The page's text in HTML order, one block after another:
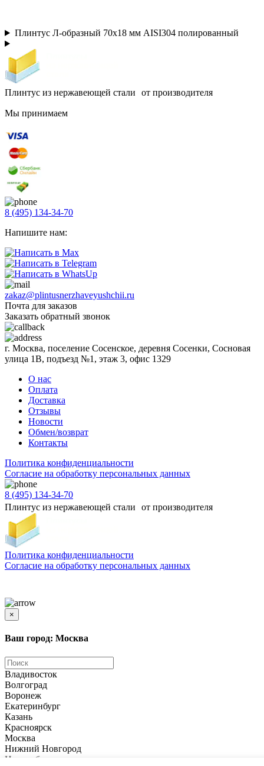
Плинтус Л-образный 70х18 мм AISI304 полированный
Плинтус из нержавеющей стали от производителя
Мы принимаем
8 (495) 134-34-70
Напишите нам:
zakaz@plintusnerzhaveyushchii.ru
Почта для заказов
Заказать обратный звонок
г. Москва, поселение Сосенское, деревня Сосенки, Сосновая
улица 1В, подъезд №1, этаж 3, офис 1329
О нас
Оплата
Доставка
Отзывы
Новости
Обмен/возврат
Контакты
Политика конфиденциальности
Согласиe на обработку персональных данных
8 (495) 134-34-70
Плинтус из нержавеющей стали от производителя
Политика конфиденциальности
Согласиe на обработку персональных данных
×
Ваш город: Москва
Владивосток
Волгоград
Воронеж
Екатеринбург
Казань
Красноярск
Москва
Нижний Новгород
Новосибирск